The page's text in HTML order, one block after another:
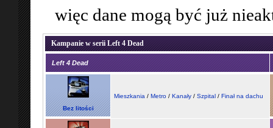
więc dane mogą być już
Kampanie w serii Left 4 Dead
Left 4 Dead
Bez litości
Mieszkania / Metro / Kanały / Szpital / Finał na dachu